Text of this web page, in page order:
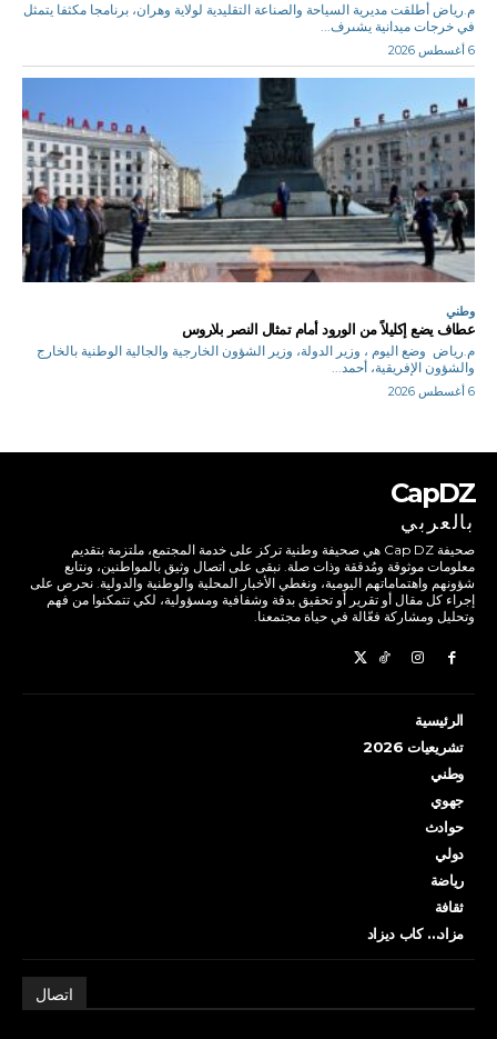
م.رياض أطلقت مديرية السياحة والصناعة التقليدية لولاية وهران، برنامجا مكثفا يتمثل
في خرجات ميدانية يشىرف...
6 أغسطس 2026
وطني
عطاف يضع إكليلاً من الورود أمام تمثال النصر بلاروس
م.رياض وضع اليوم ، وزير الدولة، وزير الشؤون الخارجية والجالية الوطنية بالخارج
والشؤون الإفريقية، أحمد...
6 أغسطس 2026
CapDZ
بالعربي
صحيفة Cap DZ هي صحيفة وطنية تركز على خدمة المجتمع، ملتزمة بتقديم
معلومات موثوقة ومُدققة وذات صلة. نبقى على اتصال وثيق بالمواطنين، ونتابع
شؤونهم واهتماماتهم اليومية، ونغطي الأخبار المحلية والوطنية والدولية. نحرص على
إجراء كل مقال أو تقرير أو تحقيق بدقة وشفافية ومسؤولية، لكي تتمكنوا من فهم
وتحليل ومشاركة فعّالة في حياة مجتمعنا.
الرئيسية
تشريعيات 2026
وطني
جهوي
حوادث
دولي
رياضة
ثقافة
مزاد… كاب ديزاد
اتصال